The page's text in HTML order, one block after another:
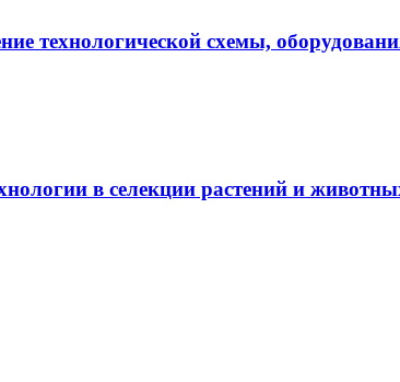
технологической схемы,
в селекции растений и